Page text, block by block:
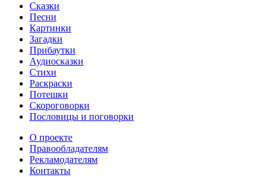
Сказки
Песни
Картинки
Загадки
Прибаутки
Аудиосказки
Стихи
Раскраски
Потешки
Скороговорки
Пословицы и поговорки
О проекте
Правообладателям
Рекламодателям
Контакты